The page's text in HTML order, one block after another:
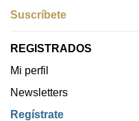
Suscríbete
REGISTRADOS
Mi perfil
Newsletters
Regístrate